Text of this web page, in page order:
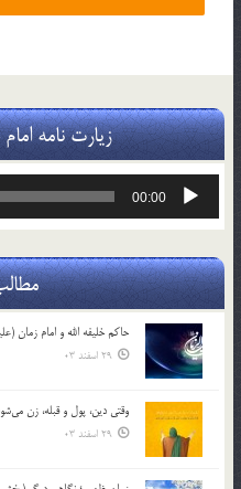
زیارت نامه
پخش‌کننده
00:00
حاکم خليفه الله و امام زمان
29 اسفند 03
وقتی دین، پول و قبله، زن
29 اسفند 03